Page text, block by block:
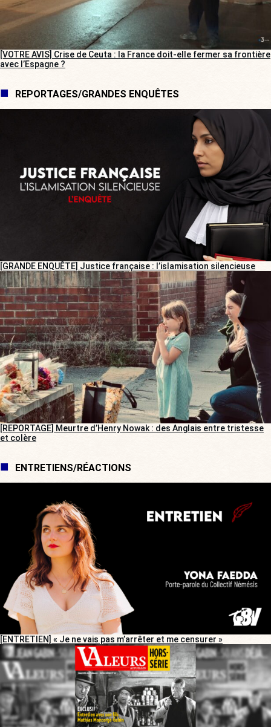
[VOTRE AVIS] Crise de Ceuta : la France doit-elle fermer sa frontière
avec l’Espagne ?
REPORTAGES/GRANDES ENQUÊTES
[GRANDE ENQUÊTE] Justice française : l’islamisation silencieuse
[REPORTAGE] Meurtre d’Henry Nowak : des Anglais entre tristesse
et colère
ENTRETIENS/RÉACTIONS
[ENTRETIEN] « Je ne vais pas m’arrêter et me censurer »